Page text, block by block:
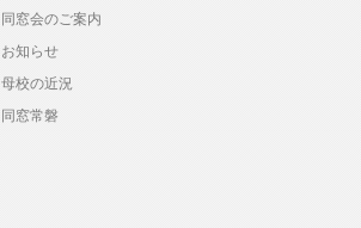
同窓会のご案内
お知らせ
母校の近況
同窓常磐